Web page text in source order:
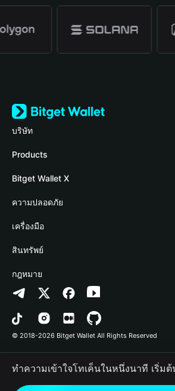
บริษัท
เกี่ยวกับ Bitget Wallet
Blog
Academy
ข่าวสารด้านคริปโต
ศูนย์ช่วยเหลือ
ติดต่อเรา
ทรัพยากรข้อมูลของแบรนด์
อาชีพ
Products
Crypto Card
Stablecoin Earn
Payfi Crypto
Crypto Swap API
Altcoin Season Index
Prediction Markets
DApp
RWA
Bitget Wallet X
นักพัฒนา
เชื่อมต่อ Wallet
Bitget Wallet Pay
ลิสต์โปรเจกต์
ความปลอดภัย
Protection Fund
เทคโนโลยีความปลอดภัย
เครื่องมือ
ซื้อคริปโต
การตรวจจับการอนุญาต
การตรวจจับสัญญา
การโอนเป็นชุด
สินทรัพย์
Arbitrum
Avalanche
Bitcoin
Polygon
กฎหมาย
นโยบายความเป็นส่วนตัว
ข้อตกลงในการใช้บริการ
© 2018-2026 Bitget Wallet All Rights Reserved
ทำความเข้าใจโทเค็นในหนึ่งนาที เริ่มต้